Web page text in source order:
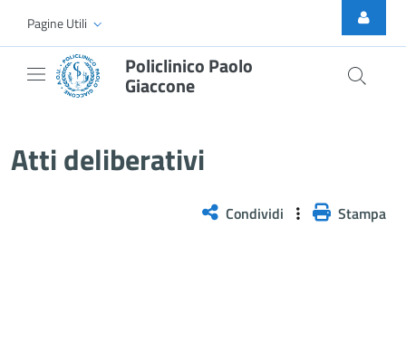
Skip to Main Content
Pagine Utili
Policlinico Paolo
Giaccone
Atti deliberativi
Condividi Stampa